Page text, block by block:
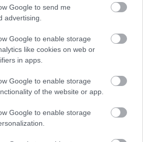
Google to send me
advertising.
Google to enable storage
like cookies on web or
in apps.
Google to enable storage
of the website or app.
Google to enable storage